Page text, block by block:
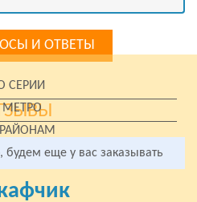
И ОТВЕТЫ
будем еще у вас заказывать
СЕРИИ
МЕТРО
РАЙОНАМ
ОБЛАСТИ